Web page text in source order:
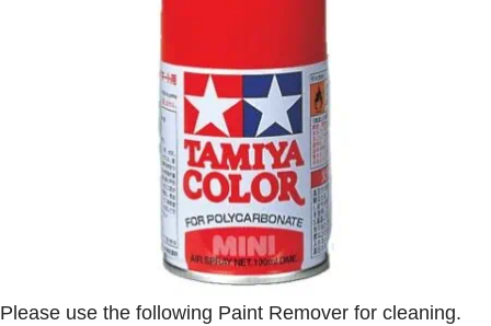
Please use the following Paint Remover for cleaning.